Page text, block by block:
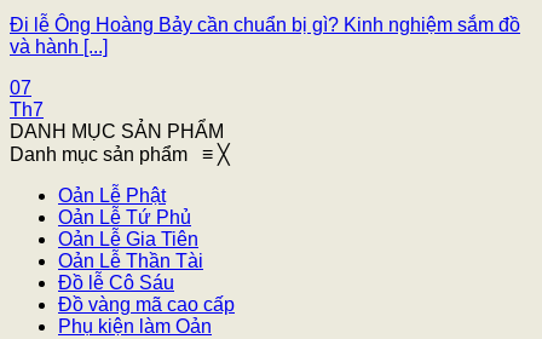
Đi lễ Ông Hoàng Bảy cần chuẩn bị gì? Kinh nghiệm sắm đồ
và hành [...]
07
Th7
DANH MỤC SẢN PHẨM
Danh mục sản phẩm ≡ ╳
Oản Lễ Phật
Oản Lễ Tứ Phủ
Oản Lễ Gia Tiên
Oản Lễ Thần Tài
Đồ lễ Cô Sáu
Đồ vàng mã cao cấp
Phụ kiện làm Oản